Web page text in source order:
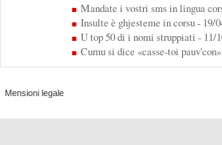
Mandate i vostri sms in lingua
Insulte è ghjesteme in corsu- 19/
U top 50 di i nomi struppiati - 11/
Cumu si dice «casse-toi
Mensioni legale